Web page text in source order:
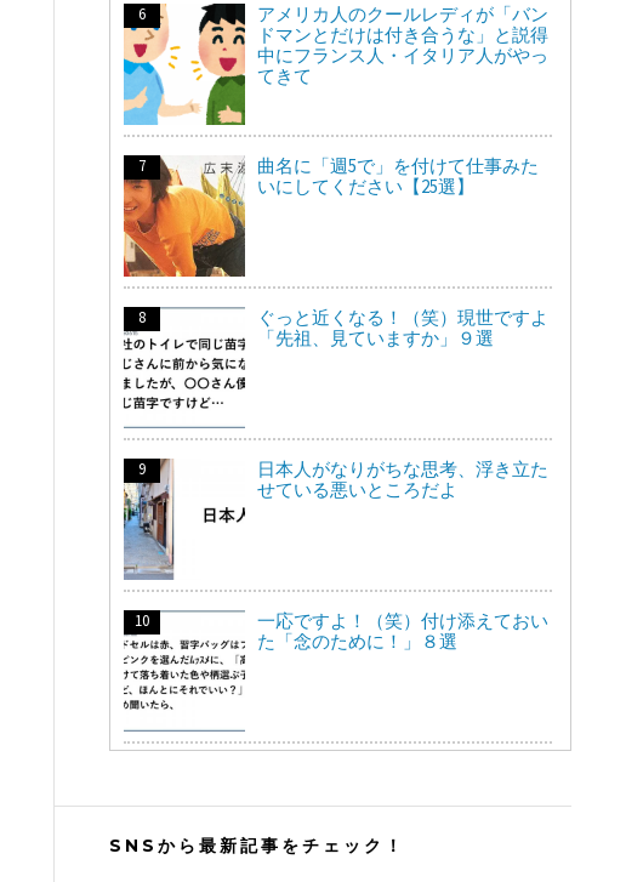
アメリカ人のクールレディが「バン
ドマンとだけは付き合うな」と説得
中にフランス人・イタリア人がやっ
てきて
曲名に「週5で」を付けて仕事みた
いにしてください【25選】
ぐっと近くなる！（笑）現世ですよ
「先祖、見ていますか」９選
日本人がなりがちな思考、浮き立た
せている悪いところだよ
一応ですよ！（笑）付け添えておい
た「念のために！」８選
SNSから最新記事をチェック！